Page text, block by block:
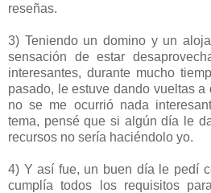
reseñas.
3) Teniendo un domino y un
sensación de estar
interesantes, durante mucho
pasado, le estuve dando vueltas
no se me ocurrió nada
tema, pensé que si algún día le
recursos no sería haciéndolo yo.
4) Y así fue, un buen día le pedí
cumplía todos los requisitos